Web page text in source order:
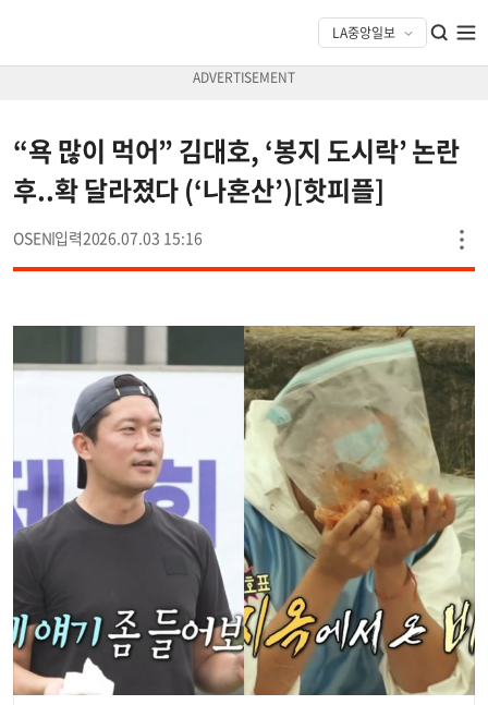
“욕 많이 먹어” 김대호, ‘봉지 도시락’ 논란
후..확 달라졌다 (‘나혼산’)[핫피플]
OSEN 2026.07.03 15:16